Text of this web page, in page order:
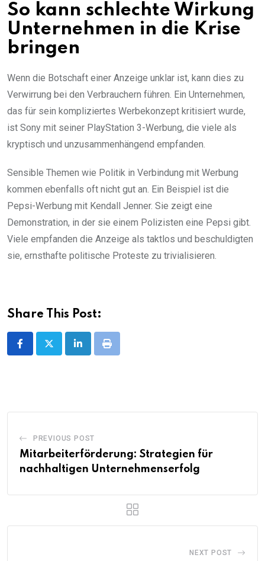
So kann schlechte Wirkung
Unternehmen in die Krise
bringen
Wenn die Botschaft einer Anzeige unklar ist, kann dies zu
Verwirrung bei den Verbrauchern führen. Ein Unternehmen,
das für sein kompliziertes Werbekonzept kritisiert wurde,
ist Sony mit seiner PlayStation 3-Werbung, die viele als
kryptisch und unzusammenhängend empfanden.
Sensible Themen wie Politik in Verbindung mit Werbung
kommen ebenfalls oft nicht gut an. Ein Beispiel ist die
Pepsi-Werbung mit Kendall Jenner. Sie zeigt eine
Demonstration, in der sie einem Polizisten eine Pepsi gibt.
Viele empfanden die Anzeige als taktlos und beschuldigten
sie, ernsthafte politische Proteste zu trivialisieren.
Share This Post:
LinkedInPrint
PREVIOUS POST
Mitarbeiterförderung: Strategien für
nachhaltigen Unternehmenserfolg
NEXT POST